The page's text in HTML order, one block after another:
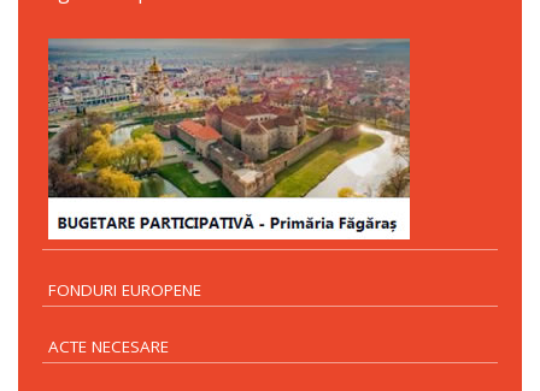
FONDURI EUROPENE
ACTE NECESARE